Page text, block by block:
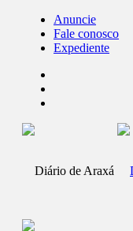
Anuncie
Fale conosco
Expediente